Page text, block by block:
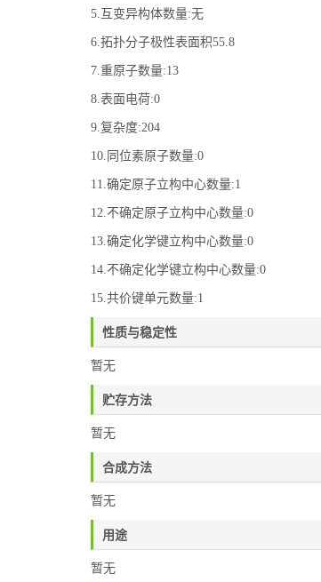
5.互变异构体数量:无
6.拓扑分子极性表面积55.8
7.重原子数量:13
8.表面电荷:0
9.复杂度:204
10.同位素原子数量:0
11.确定原子立构中心数量:1
12.不确定原子立构中心数量:0
13.确定化学键立构中心数量:0
14.不确定化学键立构中心数量:0
15.共价键单元数量:1
性质与稳定性
暂无
贮存方法
暂无
合成方法
暂无
用途
暂无